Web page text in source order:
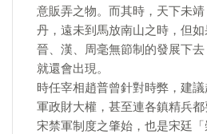
意販弄之物。而其時，天下未
丹，遠未到馬放南山之時，但
晉、漢、周毫無節制的發展下
就還會出現。
時任宰相趙普曾針對時弊，建
軍政財大權，甚至連各鎮精兵
宋禁軍制度之肇始，也是宋廷